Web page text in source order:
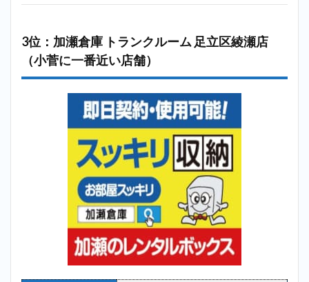
3位：加瀬倉庫 トランクルーム 足立区綾瀬店
（小菅に一番近い店舗）